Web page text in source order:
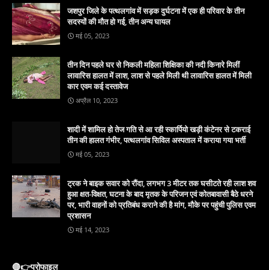
जशपुर जिले के पत्थलगांव में सड़क दुर्घटना में एक ही परिवार के तीन
सदस्यों की मौत हो गई, तीन अन्य घायल
मई 05, 2023
तीन दिन पहले घर से निकली महिला शिक्षिका की नदी किनारे मिलीं
लावारिस हालत में लाश, लाश से पहले मिली थी लावारिस हालत में मिली
कार एवम कई दस्तावेज
अप्रैल 10, 2023
शादी में शामिल हो तेज गति से आ रही स्कार्पियो खड़ी कंटेनर से टकराई
तीन की हालत गंभीर, पत्थलगांव सिविल अस्पताल में कराया गया भर्ती
मई 05, 2023
ट्रक ने बाइक सवार को रौंदा, लगभग 3 मीटर तक घसीटते रही लाश शव
हुआ क्षत-विक्षत, घटना के बाद मृतक के परिजन एवं कोतबावासी बैठे धरने
पर, भारी वाहनों को प्रतिबंध कराने की है मांग, मौके पर पहुंची पुलिस एवम
प्रशासन
मई 14, 2023
🔴👉प्रोफाइल